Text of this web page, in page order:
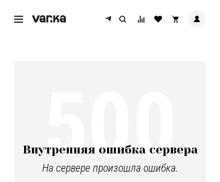
Внутренняя ошибка сервера
На сервере произошла ошибка.
500